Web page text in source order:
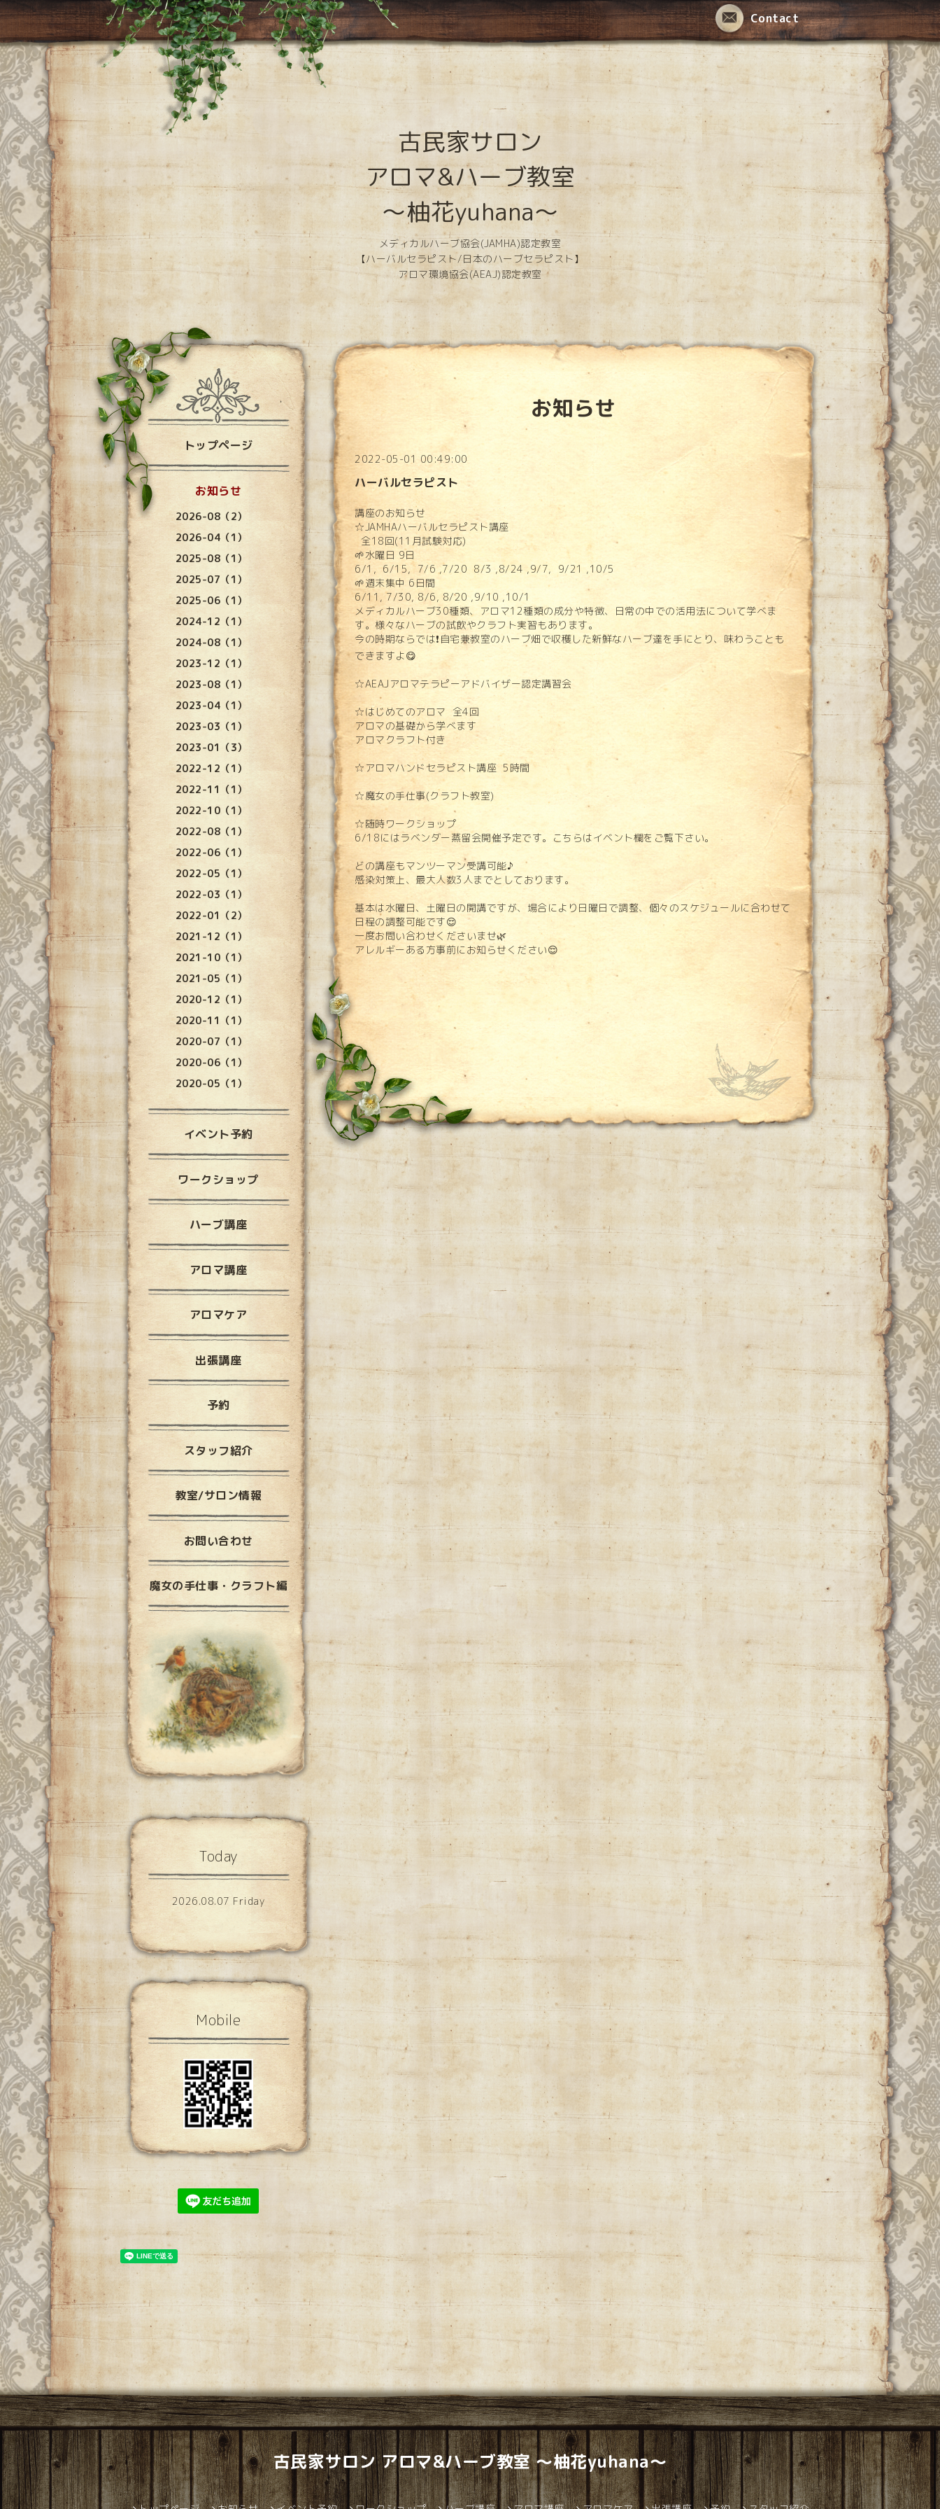
Contact
古民家サロン
アロマ&ハーブ教室
～柚花yuhana～
メディカルハーブ協会(JAMHA)認定教室
【ハーバルセラピスト/日本のハーブセラピスト】
アロマ環境協会(AEAJ)認定教室
お知らせ
2022-05-01 00:49:00
ハーバルセラピスト
講座のお知らせ
☆JAMHAハーバルセラピスト講座
全18回(11月試験対応)
🌱水曜日 9日
6/1, 6/15, 7/6 ,7/20 8/3 ,8/24 ,9/7, 9/21 ,10/5
🌱週末集中 6日間
6/11, 7/30, 8/6, 8/20 ,9/10 ,10/1
メディカルハーブ30種類、アロマ12種類の成分や特徴、日常の中での活用法について学べま
す。様々なハーブの試飲やクラフト実習もあります。
今の時期ならでは❗自宅兼教室のハーブ畑で収穫した新鮮なハーブ達を手にとり、味わうことも
できますよ😋
☆AEAJアロマテラピーアドバイザー認定講習会
☆はじめてのアロマ 全4回
アロマの基礎から学べます
アロマクラフト付き
☆アロマハンドセラピスト講座 5時間
☆魔女の手仕事(クラフト教室)
☆随時ワークショップ
6/18にはラベンダー蒸留会開催予定です。こちらはイベント欄をご覧下さい。
どの講座もマンツーマン受講可能♪
感染対策上、最大人数3人までとしております。
基本は水曜日、土曜日の開講ですが、場合により日曜日で調整、個々のスケジュールに合わせて
日程の調整可能です😌
一度お問い合わせくださいませ🌿
アレルギーある方事前にお知らせください😌
トップページ
お知らせ
2026-08（2）
2026-04（1）
2025-08（1）
2025-07（1）
2025-06（1）
2024-12（1）
2024-08（1）
2023-12（1）
2023-08（1）
2023-04（1）
2023-03（1）
2023-01（3）
2022-12（1）
2022-11（1）
2022-10（1）
2022-08（1）
2022-06（1）
2022-05（1）
2022-03（1）
2022-01（2）
2021-12（1）
2021-10（1）
2021-05（1）
2020-12（1）
2020-11（1）
2020-07（1）
2020-06（1）
2020-05（1）
イベント予約
ワークショップ
ハーブ講座
アロマ講座
アロマケア
出張講座
予約
スタッフ紹介
教室/サロン情報
お問い合わせ
魔女の手仕事・クラフト編
Today
2026.08.07 Friday
Mobile
古民家サロン アロマ&ハーブ教室 ～柚花yuhana～